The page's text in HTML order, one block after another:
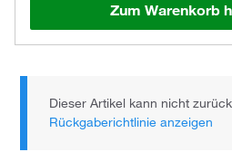
Zum Warenkorb
Dieser Artikel kann nicht
Rückgaberichtlinie anzeigen